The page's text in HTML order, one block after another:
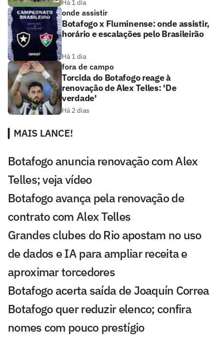
Há 1 dia
onde assistir
Botafogo x Fluminense: onde assistir,
horário e escalações pelo Brasileirão
Há 1 dia
fora de campo
Torcida do Botafogo reage à
renovação de Alex Telles: 'De
verdade'
Há 2 dias
MAIS LANCE!
Botafogo anuncia renovação com Alex
Telles; veja vídeo
Botafogo avança pela renovação de
contrato com Alex Telles
Grandes clubes do Rio apostam no uso
de dados e IA para ampliar receita e
aproximar torcedores
Botafogo acerta saída de Joaquín Correa
Botafogo quer reduzir elenco; confira
nomes com pouco prestígio